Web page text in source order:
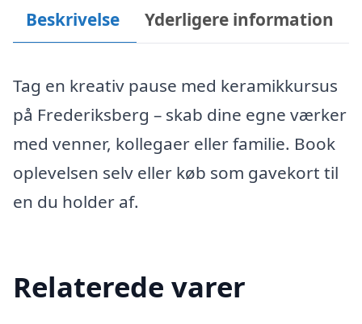
Beskrivelse Yderligere information
Tag en kreativ pause med keramikkursus
på Frederiksberg – skab dine egne værker
med venner, kollegaer eller familie. Book
oplevelsen selv eller køb som gavekort til
en du holder af.
Relaterede varer